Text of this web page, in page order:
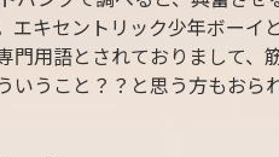
エキセントリック少年ボーイ
用語とされておりまして、
いうこと？？と思う方もおら